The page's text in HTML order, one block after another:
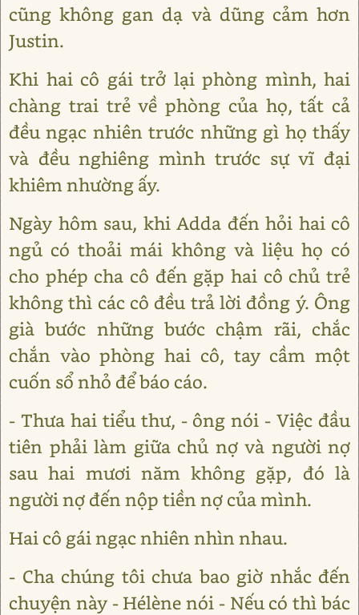
cũng không gan dạ và dũng cảm hơn
Justin.
Khi hai cô gái trở lại phòng mình, hai
chàng trai trẻ về phòng của họ, tất cả
đều ngạc nhiên trước những gì họ thấy
và đều nghiêng mình trước sự vĩ đại
khiêm nhường ấy.
Ngày hôm sau, khi Adda đến hỏi hai cô
ngủ có thoải mái không và liệu họ có
cho phép cha cô đến gặp hai cô chủ trẻ
không thì các cô đều trả lời đồng ý. Ông
già bước những bước chậm rãi, chắc
chắn vào phòng hai cô, tay cầm một
cuốn sổ nhỏ để báo cáo.
- Thưa hai tiểu thư, - ông nói - Việc đầu
tiên phải làm giữa chủ nợ và người nợ
sau hai mươi năm không gặp, đó là
người nợ đến nộp tiền nợ của mình.
Hai cô gái ngạc nhiên nhìn nhau.
- Cha chúng tôi chưa bao giờ nhắc đến
chuyện này - Hélène nói - Nếu có thì bác